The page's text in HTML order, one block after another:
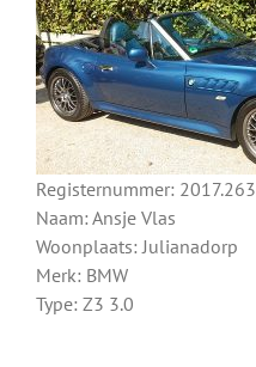
Registernummer: 2017.263
Naam: Ansje Vlas
Woonplaats: Julianadorp
Merk: BMW
Type: Z3 3.0